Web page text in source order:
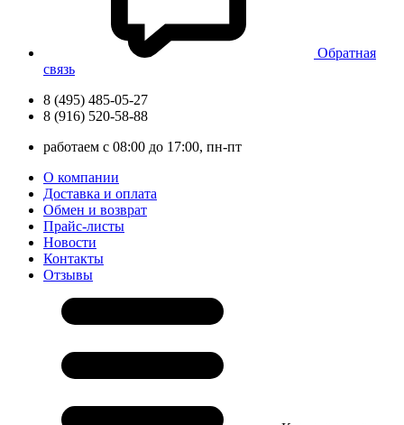
Обратная
связь
8 (495) 485-05-27
8 (916) 520-58-88
работаем с 08:00 до 17:00, пн-пт
О компании
Доставка и оплата
Обмен и возврат
Прайс-листы
Новости
Контакты
Отзывы